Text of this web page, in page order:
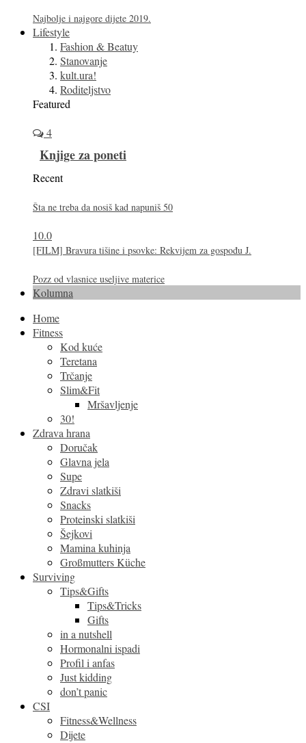
Najbolje i najgore dijete 2019.
Lifestyle
Fashion & Beatuy
Stanovanje
kult.ura!
Roditeljstvo
Featured
4
Knjige za poneti
Recent
Šta ne treba da nosiš kad napuniš 50
10.0
[FILM] Bravura tišine i psovke: Rekvijem za gospođu J.
Pozz od vlasnice useljive materice
Kolumna
Home
Fitness
Kod kuće
Teretana
Trčanje
Slim&Fit
Mršavljenje
30!
Zdrava hrana
Doručak
Glavna jela
Supe
Zdravi slatkiši
Snacks
Proteinski slatkiši
Šejkovi
Mamina kuhinja
Großmutters Küche
Surviving
Tips&Gifts
Tips&Tricks
Gifts
in a nutshell
Hormonalni ispadi
Profil i anfas
Just kidding
don’t panic
CSI
Fitness&Wellness
Dijete